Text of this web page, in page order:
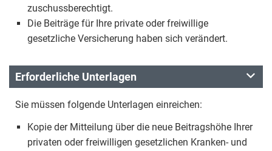
zuschussberechtigt.
Die Beiträge für Ihre private oder freiwillige
gesetzliche Versicherung haben sich verändert.
Erforderliche Unterlagen
Sie müssen folgende Unterlagen einreichen:
Kopie der Mitteilung über die neue Beitragshöhe Ihrer
privaten oder freiwilligen gesetzlichen Kranken- und